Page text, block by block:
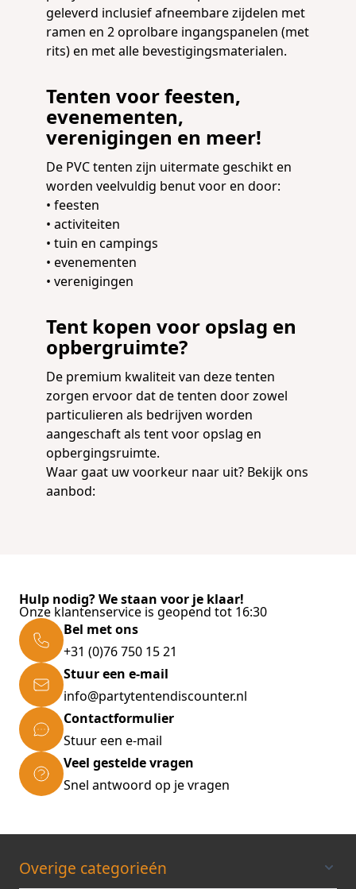
geleverd inclusief afneembare zijdelen met
ramen en 2 oprolbare ingangspanelen (met
rits) en met alle bevestigingsmaterialen.
Tenten voor feesten,
evenementen,
verenigingen en meer!
De PVC tenten zijn uitermate geschikt en
worden veelvuldig benut voor en door:
• feesten
• activiteiten
• tuin en campings
• evenementen
• verenigingen
Tent kopen voor opslag en
opbergruimte?
De premium kwaliteit van deze tenten
zorgen ervoor dat de tenten door zowel
particulieren als bedrijven worden
aangeschaft als tent voor opslag en
opbergingsruimte.
Waar gaat uw voorkeur naar uit? Bekijk ons
aanbod:
Hulp nodig? We staan voor je klaar!
Onze klantenservice is geopend tot 16:30
Bel met ons
+31 (0)76 750 15 21
Stuur een e-mail
info@partytentendiscounter.nl
Contactformulier
Stuur een e-mail
Veel gestelde vragen
Snel antwoord op je vragen
Overige categorieén